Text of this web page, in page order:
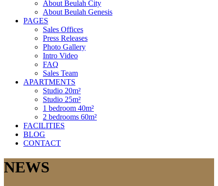
About Beulah City
About Beulah Genesis
PAGES
Sales Offices
Press Releases
Photo Gallery
Intro Video
FAQ
Sales Team
APARTMENTS
Studio 20m²
Studio 25m²
1 bedroom 40m²
2 bedrooms 60m²
FACILITIES
BLOG
CONTACT
NEWS